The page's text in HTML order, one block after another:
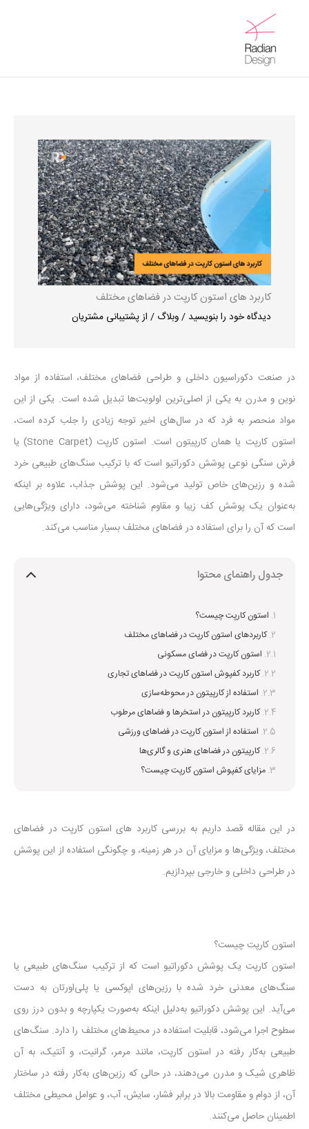
کاربرد های استون کارپت در فضاهای مختلف
دیدگاه‌ خود را بنویسید /وبلاگ / ازپشتیبانی مشتریان
در صنعت دکوراسیون داخلی و طراحی فضاهای مختلف، استفاده از مواد
نوین و مدرن به یکی از اصلی‌ترین اولویت‌ها تبدیل شده است. یکی از این
مواد منحصر به فرد که در سال‌های اخیر توجه زیادی را جلب کرده است،
استون کارپت یا همان کارپیتون است. استون کارپت (Stone Carpet) یا
فرش سنگی نوعی پوشش دکوراتیو است که با ترکیب سنگ‌های طبیعی خرد
شده و رزین‌های خاص تولید می‌شود. این پوشش جذاب، علاوه بر اینکه
به‌عنوان یک پوشش کف زیبا و مقاوم شناخته می‌شود، دارای ویژگی‌هایی
است که آن را برای استفاده در فضاهای مختلف بسیار مناسب می‌کند.
جدول راهنمای محتوا
استون کارپت چیست؟
کاربردهای استون کارپت در فضاهای مختلف
استون کارپت در فضای مسکونی
کاربرد کفپوش استون کارپت در فضاهای تجاری
استفاده از کارپیتون در محوطه‌سازی
کاربرد کارپیتون در استخرها و فضاهای مرطوب
استفاده از استون کارپت در فضاهای ورزشی
کارپیتون در فضاهای هنری و گالری‌ها
مزایای کفپوش استون کارپت چیست؟
در این مقاله قصد داریم به بررسی کاربرد های استون کارپت در فضاهای
مختلف، ویژگی‌ها و مزایای آن در هر زمینه، و چگونگی استفاده از این پوشش
در طراحی داخلی و خارجی بپردازیم.
استون کارپت چیست؟
استون کارپت یک پوشش دکوراتیو است که از ترکیب سنگ‌های طبیعی یا
سنگ‌های معدنی خرد شده با رزین‌های اپوکسی یا پلی‌اورتان به دست
می‌آید. این پوشش دکوراتیو به‌دلیل اینکه به‌صورت یکپارچه و بدون درز روی
سطوح اجرا می‌شود، قابلیت استفاده در محیط‌های مختلف را دارد. سنگ‌های
طبیعی به‌کار رفته در استون کارپت، مانند مرمر، گرانیت، و آنتیک، به آن
ظاهری شیک و مدرن می‌دهند، در حالی که رزین‌های به‌کار رفته در ساختار
آن، از دوام و مقاومت بالا در برابر فشار، سایش، آب، و عوامل محیطی مختلف
اطمینان حاصل می‌کنند.